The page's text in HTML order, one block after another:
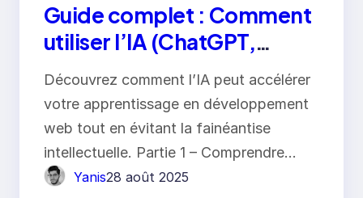
Guide complet : Comment
utiliser l’IA (ChatGPT,
Claude, Gemini) pour vos
projets web
Découvrez comment l’IA peut accélérer
votre apprentissage en développement
web tout en évitant la fainéantise
intellectuelle. Partie 1 – Comprendre…
Yanis28 août 2025